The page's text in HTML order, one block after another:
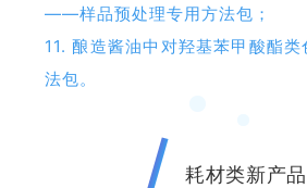
——样品预处理专用方法包；
11. 酿造酱油中对羟基苯甲酸酯
法包。
耗材类新产品